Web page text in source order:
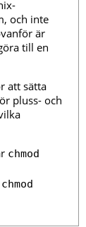
och inte
är
till en
att sätta
pluss- och
chmod
chmod